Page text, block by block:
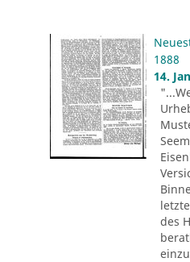
1888
14.
des